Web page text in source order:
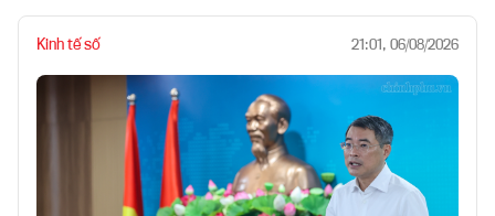
Kinh tế số 21:01, 06/08/2026